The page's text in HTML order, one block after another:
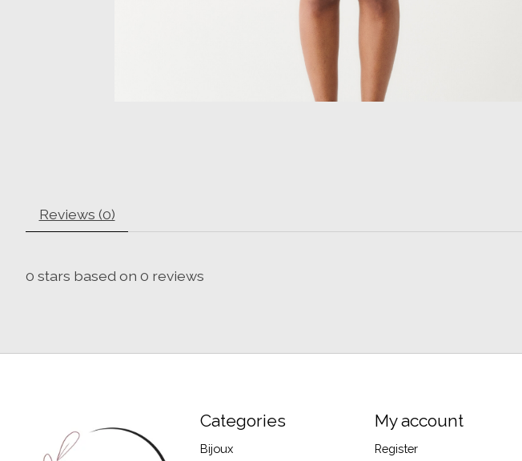
Reviews (0)
0 stars based on 0 reviews
Categories
Bijoux
My account
Register